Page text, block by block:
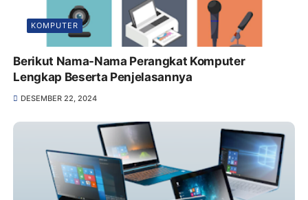
KOMPUTER
Berikut Nama-Nama Perangkat Komputer
Lengkap Beserta Penjelasannya
DESEMBER 22, 2024